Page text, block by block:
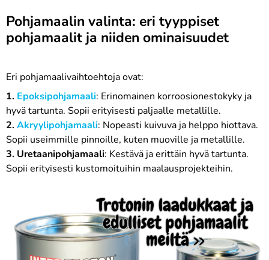
Pohjamaalin valinta: eri tyyppiset
pohjamaalit ja niiden ominaisuudet
Eri pohjamaalivaihtoehtoja ovat:
1. Epoksipohjamaali: Erinomainen korroosionestokyky ja
hyvä tartunta. Sopii erityisesti paljaalle metallille.
2.Akryylipohjamaali: Nopeasti kuivuva ja helppo hiottava.
Sopii useimmille pinnoille, kuten muoville ja metallille.
3. Uretaanipohjamaali: Kestävä ja erittäin hyvä tartunta.
Sopii erityisesti kustomoituihin maalausprojekteihin.